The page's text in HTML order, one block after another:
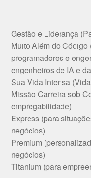
Gestão e Liderança
Muito Além do Código
programadores e
engenheiros de IA e
Sua Vida Intensa
Missão Carreira sob
empregabilidade)
Express (para
negócios)
Premium
negócios)
Titanium (para